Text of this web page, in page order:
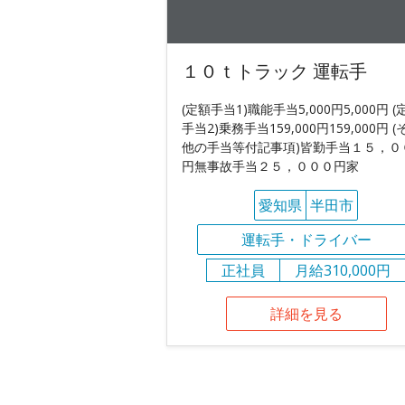
１０ｔトラック 運転手
(定額手当1)職能手当5,000円5,000円 (
手当2)乗務手当159,000円159,000円 (
他の手当等付記事項)皆勤手当１５，０
円無事故手当２５，０００円家
愛知県 半田市
運転手・ドライバー
正社員
月給310,000円
詳細を見る